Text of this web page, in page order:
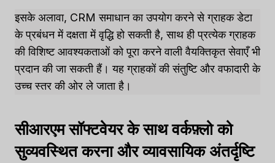
इसके अलावा, CRM समाधान का उपयोग करने से ग्राहक डेटा
के प्रबंधन में दक्षता में वृद्धि हो सकती है, साथ ही प्रत्येक ग्राहक
की विशिष्ट आवश्यकताओं को पूरा करने वाली वैयक्तिकृत सेवाएँ भी
प्रदान की जा सकती हैं। यह ग्राहकों की संतुष्टि और वफादारी के
उच्च स्तर की ओर ले जाता है।
सीआरएम सॉफ्टवेयर के साथ वर्कफ़्लो को
सुव्यवस्थित करना और व्यावसायिक अंतर्दृष्टि